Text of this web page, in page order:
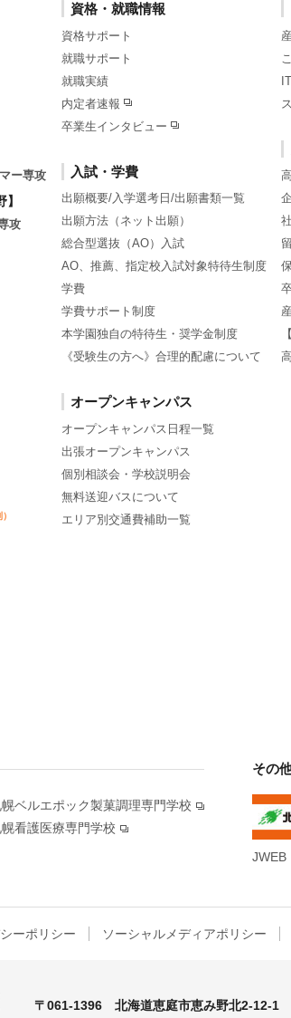
ー専攻
攻
資格・就職情報
資格サポート
就職サポート
就職実績
内定者速報
卒業生インタビュー
入試・学費
出願概要/入学選考日/出願書類一覧
出願方法（ネット出願）
総合型選抜（AO）入試
AO、推薦、指定校入試対象特待生制度
学費
学費サポート制度
本学園独自の特待生・奨学金制度
《受験生の方へ》合理的配慮について
オープンキャンパス
オープンキャンパス日程一覧
出張オープンキャンパス
個別相談会・学校説明会
無料送迎バスについて
エリア別交通費補助一覧
ベルエポック製菓調理専門学校
看護医療専門学校
その
JWEB
ーポリシー ソーシャルメディアポリシー
〒061-1396 北海道恵庭市恵み野北2-12-1